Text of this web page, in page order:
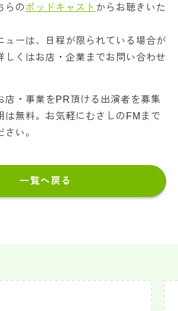
らの ポッドキャスト からお聴きいた
ューは、日程が限られている場合が
しくはお店・企業までお問い合わせ
店・事業をPR頂ける出演者を募集
は無料。お気軽にむさしのFMまで
い。
一覧へ戻る